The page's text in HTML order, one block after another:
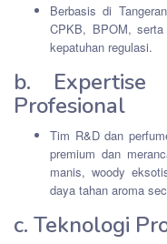
Berbasis di
CPKB, BPOM,
kepatuhan regulasi.
b. Expertise
Profesional
Tim R&D dan
premium dan
manis, woody
daya tahan aroma
c. Teknologi